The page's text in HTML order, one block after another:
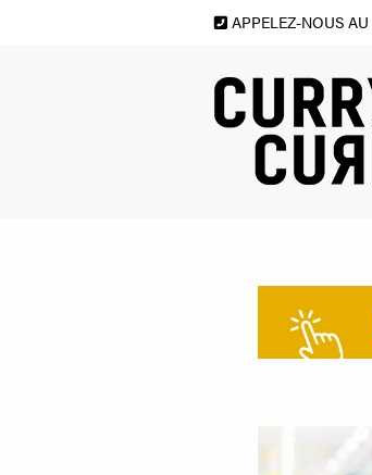
APPELEZ-NOUS AU